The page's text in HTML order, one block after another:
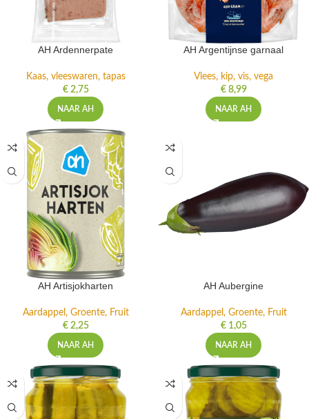
AH Ardennerpate
Kaas, vleeswaren, tapas
€2,75
NAAR AH
AH Argentijnse garnaal
Vlees, kip, vis, vega
€8,99
NAAR AH
AH Artisjokharten
Aardappel, Groente, Fruit
€2,25
NAAR AH
AH Aubergine
Aardappel, Groente, Fruit
€1,05
NAAR AH